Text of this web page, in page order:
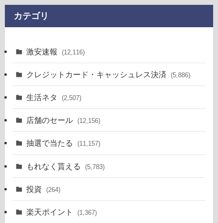
カテゴリ
激安速報 (12,116)
クレジットカード・キャッシュレス決済 (5,886)
生活ネタ (2,507)
店舗のセール (12,156)
抽選で当たる (11,157)
もれなく貰える (5,783)
投資 (264)
楽天ポイント (1,367)